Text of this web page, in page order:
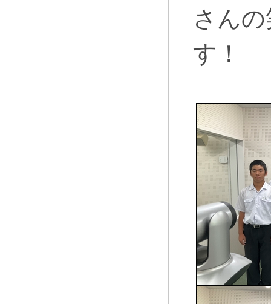
さん
す！